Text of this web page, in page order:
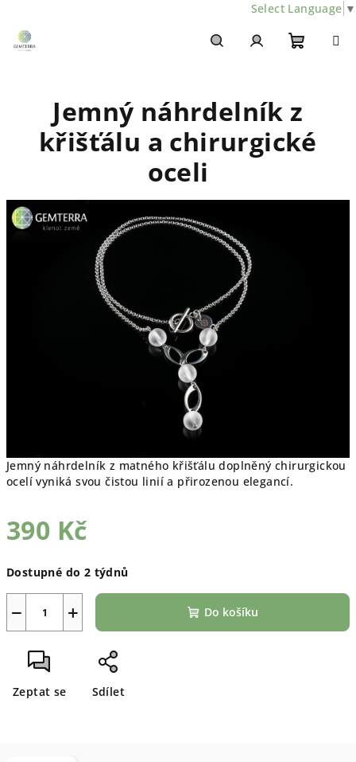
Select Language ▼
obsah
košík
Jemný náhrdelník z matného křišťálu doplněný chirurgickou
ocelí vyniká svou čistou linií a přirozenou elegancí.
390 Kč
cena:
Dostupné do 2 týdnů
+
− Do košíku
Zeptat se Sdílet
Jemný náhrdelník z
křišťálu a chirurgické
oceli